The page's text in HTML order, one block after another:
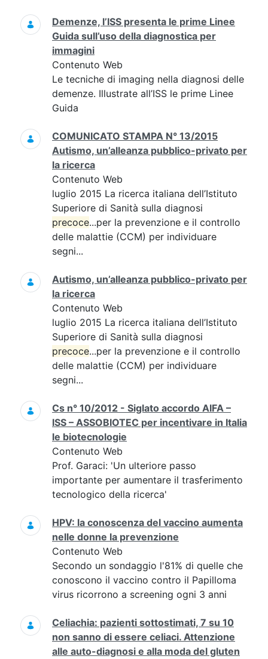
Demenze, l’ISS presenta le prime Linee
Guida sull’uso della diagnostica per
immagini
Contenuto Web
Le tecniche di imaging nella diagnosi delle
demenze. Illustrate all’ISS le prime Linee
Guida
COMUNICATO STAMPA N° 13/2015
Autismo, un’alleanza pubblico-privato per
la ricerca
Contenuto Web
luglio 2015 La ricerca italiana dell’Istituto
Superiore di Sanità sulla diagnosi
precoce...per la prevenzione e il controllo
delle malattie (CCM) per individuare
segni...
Autismo, un’alleanza pubblico-privato per
la ricerca
Contenuto Web
luglio 2015 La ricerca italiana dell’Istituto
Superiore di Sanità sulla diagnosi
precoce...per la prevenzione e il controllo
delle malattie (CCM) per individuare
segni...
Cs n° 10/2012 - Siglato accordo AIFA –
ISS – ASSOBIOTEC per incentivare in Italia
le biotecnologie
Contenuto Web
Prof. Garaci: 'Un ulteriore passo
importante per aumentare il trasferimento
tecnologico della ricerca'
HPV: la conoscenza del vaccino aumenta
nelle donne la prevenzione
Contenuto Web
Secondo un sondaggio l'81% di quelle che
conoscono il vaccino contro il Papilloma
virus ricorrono a screening ogni 3 anni
Celiachia: pazienti sottostimati, 7 su 10
non sanno di essere celiaci. Attenzione
alle auto-diagnosi e alla moda del gluten